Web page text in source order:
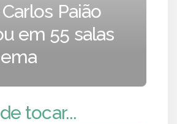
Paião
em 55 salas
tocar...